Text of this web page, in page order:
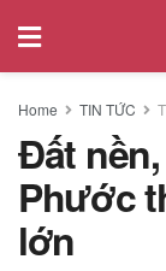
Home TIN TỨC
Đất
Phước
lớn